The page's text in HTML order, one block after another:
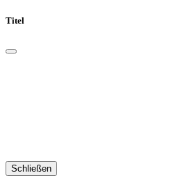
Titel
Schließen